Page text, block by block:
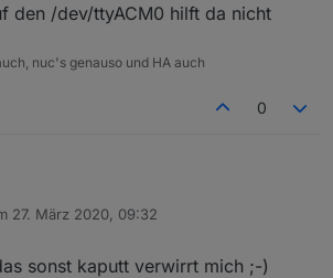
den /dev/ttyACM0 hilft da nicht
nuc's genauso und HA auch
0
durchgereicht..
so und nicht anders..sonst kaputt
27. März 2020, 09:32
von
sonst kaputt verwirrt mich ;-)